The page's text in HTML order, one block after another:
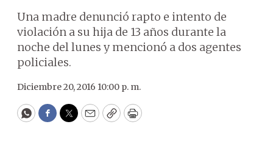
Una madre denunció rapto e intento de
violación a su hija de 13 años durante la
noche del lunes y mencionó a dos agentes
policiales.
Diciembre 20, 2016 10:00 p. m.
WhatsApp
Facebook
Twitter
EmailCopyPrint